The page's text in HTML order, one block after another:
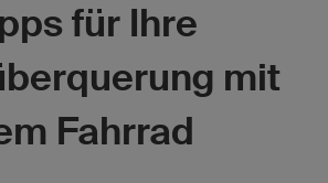
für Ihre
mit
Fahrrad